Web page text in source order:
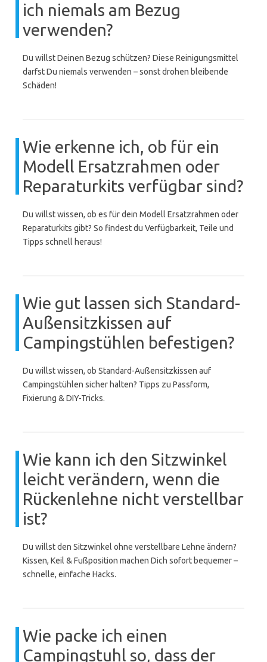
ich niemals am Bezug
verwenden?
Du willst Deinen Bezug schützen? Diese Reinigungsmittel
darfst Du niemals verwenden – sonst drohen bleibende
Schäden!
Wie erkenne ich, ob für ein
Modell Ersatzrahmen oder
Reparaturkits verfügbar sind?
Du willst wissen, ob es für dein Modell Ersatzrahmen oder
Reparaturkits gibt? So findest du Verfügbarkeit, Teile und
Tipps schnell heraus!
Wie gut lassen sich Standard-
Außensitzkissen auf
Campingstühlen befestigen?
Du willst wissen, ob Standard-Außensitzkissen auf
Campingstühlen sicher halten? Tipps zu Passform,
Fixierung & DIY-Tricks.
Wie kann ich den Sitzwinkel
leicht verändern, wenn die
Rückenlehne nicht verstellbar
ist?
Du willst den Sitzwinkel ohne verstellbare Lehne ändern?
Kissen, Keil & Fußposition machen Dich sofort bequemer –
schnelle, einfache Hacks.
Wie packe ich einen
Campingstuhl so, dass der